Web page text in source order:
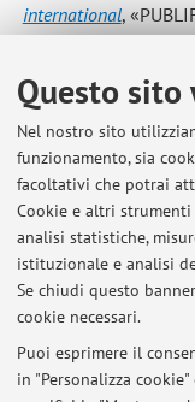
Questo
Nel nostro sito
funzionamento, sia
facoltativi che potrai
Cookie e altri
analisi statistiche,
istituzionale e analisi
Se chiudi questo
cookie necessari.
Puoi esprimere il
in "Personalizza
international,
Zotti, Valeria;
québécois sur le
Bologne dans
«ACME», 2025, V.
Open Access